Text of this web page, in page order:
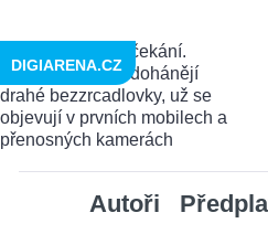
DIGIARENA.CZ
Autoři